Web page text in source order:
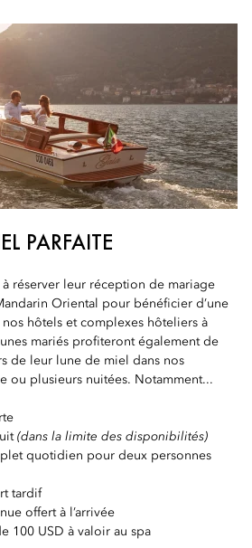
PARFAITE
à réserver leur réception de mariage
Oriental pour bénéficier d’une
nos hôtels et complexes hôteliers à
mariés profiteront également de
de leur lune de miel dans nos
ou plusieurs nuitées. Notamment...
(dans la limite des disponibilités)
quotidien pour deux personnes
tardif
offert à l’arrivée
100 USD à valoir au spa